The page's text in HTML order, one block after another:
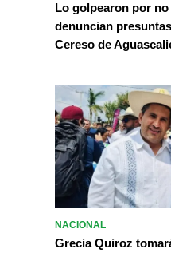
Lo golpearon por
denuncian
Cereso de
NACIONAL
Grecia Quiroz